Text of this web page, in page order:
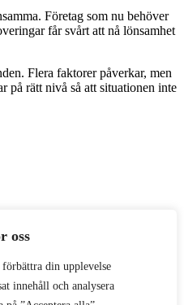
oss
din upplevelse
innehåll och analysera
Företag som nu behöver
får svårt att nå lönsamhet
Flera faktorer påverkar, men
på rätt nivå så att situationen inte